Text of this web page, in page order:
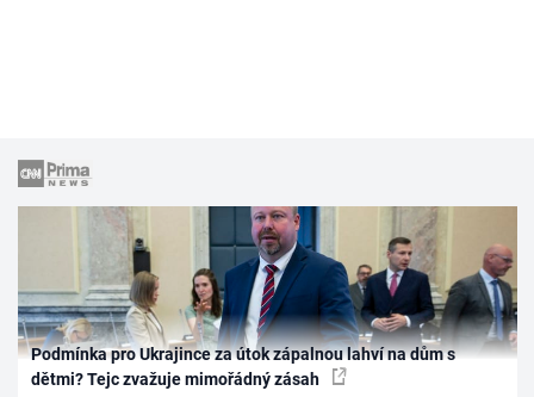
Podmínka pro Ukrajince za útok zápalnou lahví na dům s
dětmi? Tejc zvažuje mimořádný zásah